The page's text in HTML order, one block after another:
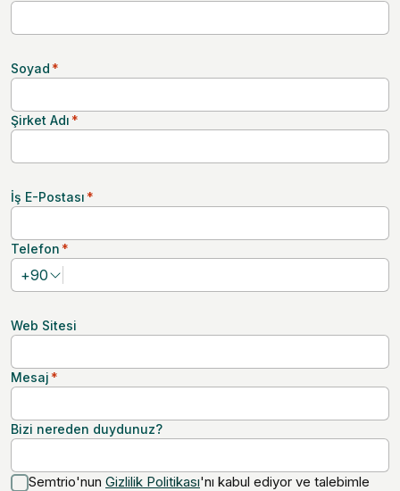
Soyad *
Şirket Adı *
İş E-Postası *
Telefon *
+90
Web Sitesi
Mesaj *
Bizi nereden duydunuz?
Semtrio'nun Gizlilik Politikası'nı kabul ediyor ve talebimle